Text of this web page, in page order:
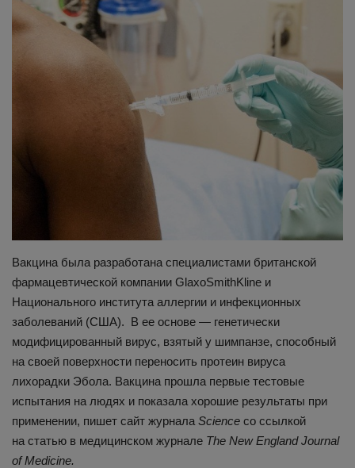
Здоровье
Наука и открытия
Вакцина была разработана специалистами британской
фармацевтической компании GlaxoSmithKline и
Национального института аллергии и инфекционных
заболеваний (США). В ее основе — генетически
модифицированный вирус, взятый у шимпанзе, способный
на своей поверхности переносить протеин вируса
лихорадки Эбола. Вакцина прошла первые тестовые
испытания на людях и показала хорошие результаты при
применении, пишет сайт журнала Science со ссылкой
на статью в медицинском журнале The New England Journal
of Medicine.